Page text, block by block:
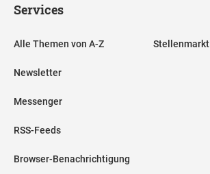
Services
Alle Themen von A-Z
Newsletter
Messenger
RSS-Feeds
Browser-Benachrichtigung
Stellenmarkt